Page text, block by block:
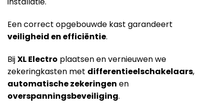
Een correct opgebouwde kast garandeert
veiligheid en efficiëntie.
BijXL Electro plaatsen en vernieuwen we
zekeringkasten met differentieelschakelaars,
automatische zekeringen en
overspanningsbeveiliging.